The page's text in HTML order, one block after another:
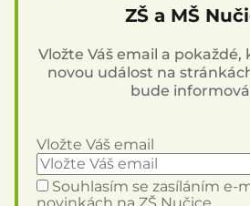
ZŠ a MŠ
Vložte Váš email a pokaždé,
novou událost na
bude
Vložte Váš email
Souhlasím se zasíláním e-